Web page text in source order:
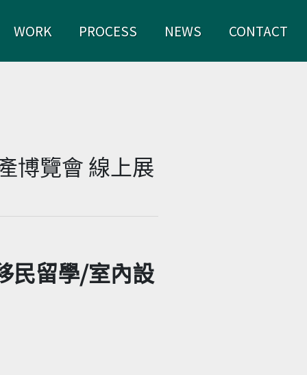
WORK PROCESS NEWS CONTACT
博覽會 線上展
民留學/室內設